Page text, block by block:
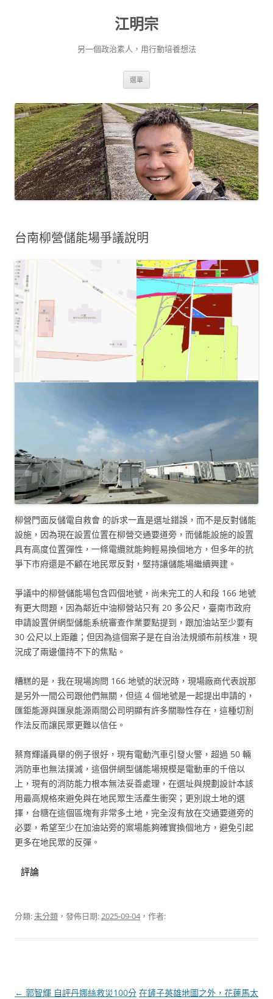
江明宗
另一個政治素人，用行動培養想法
選單
台南柳營儲能場爭議說明
柳營門面反儲電自救會 的訴求一直是選址錯誤，而不是反對儲能
設施，因為現在設置位置在柳營交通要道旁，而儲能設施的設置
具有高度位置彈性，一條電纜就能夠輕易換個地方，但多年的抗
爭下市府還是不顧在地民眾反對，堅持讓儲能場繼續興建。
爭議中的柳營儲能場包含四個地號，尚未完工的人和段 166 地號
有更大問題，因為鄰近中油柳營站只有 20 多公尺，臺南市政府
申請設置併網型儲能系統審查作業要點提到，跟加油站至少要有
30 公尺以上距離；但因為這個案子是在自治法規頒布前核准，現
況成了兩邊僵持不下的焦點。
糟糕的是，我在現場詢問 166 地號的狀況時，現場廠商代表說那
是另外一間公司跟他們無關，但這 4 個地號是一起提出申請的，
匯鉅能源與匯泉能源兩間公司明顯有許多關聯性存在，這種切割
作法反而讓民眾更難以信任。
蔡育輝議員舉的例子很好，現有電動汽車引發火警，超過 50 輛
消防車也無法撲滅，這個併網型儲能場規模是電動車的千倍以
上，現有的消防能力根本無法妥善處理，在選址與規劃設計本該
用最高規格來避免與在地民眾生活產生衝突；更別說土地的選
擇，台糖在這個區塊有非常多土地，完全沒有放在交通要道旁的
必要，希望至少在加油站旁的案場能夠確實換個地方，避免引起
更多在地民眾的反彈。
評論
分類:未分類 ，發佈日期:2025-09-04，作者:
文
← 郭智輝 自評丹娜絲救災100分 在鏟子英雄地圖之外，花蓮馬太